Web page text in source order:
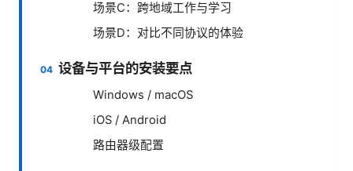
场景C：跨地域工作与学习
场景D：对比不同协议的体验
设备与平台的安装要点
Windows / macOS
iOS / Android
路由器级配置